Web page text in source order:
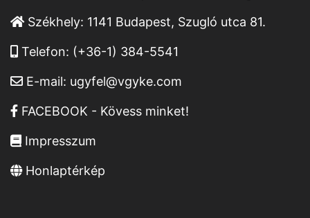
Székhely: 1141 Budapest, Szugló utca 81.
Telefon: (+36-1) 384-5541
E-mail: ugyfel@vgyke.com
FACEBOOK - Kövess minket!
Impresszum
Honlaptérkép